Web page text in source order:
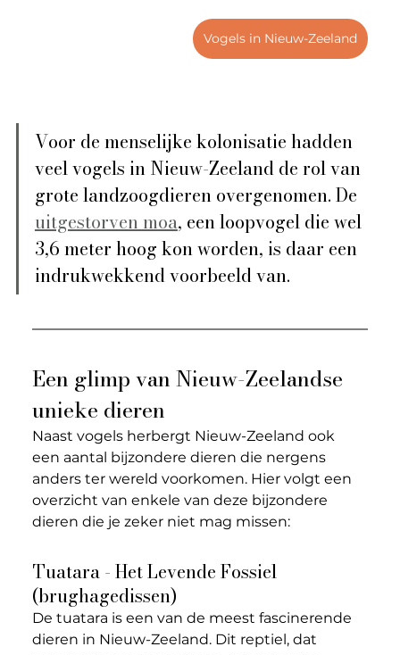
Vogels in Nieuw-Zeeland
Voor de menselijke kolonisatie hadden
veel vogels in Nieuw-Zeeland de rol van
grote landzoogdieren overgenomen. De
uitgestorven moa, een loopvogel die wel
3,6 meter hoog kon worden, is daar een
indrukwekkend voorbeeld van.
Een glimp van Nieuw-Zeelandse
unieke dieren
Naast vogels herbergt Nieuw-Zeeland ook
een aantal bijzondere dieren die nergens
anders ter wereld voorkomen. Hier volgt een
overzicht van enkele van deze bijzondere
dieren die je zeker niet mag missen:
Tuatara - Het Levende Fossiel
(brughagedissen)
De tuatara is een van de meest fascinerende
dieren in Nieuw-Zeeland. Dit reptiel, dat